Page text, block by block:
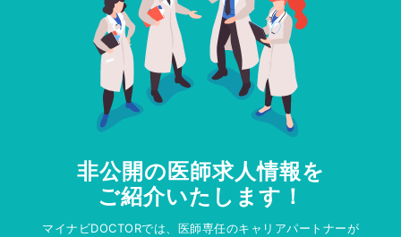
非公開の医師求人情報を
ご紹介いたします！
マイナビDOCTORでは、医師専任のキャリアパートナーが